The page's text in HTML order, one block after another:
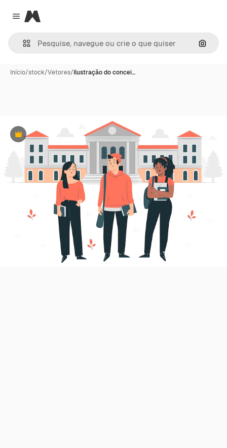
Close menu
Magnific
Início/stock/Vetores/Ilustração do concei…
Premium